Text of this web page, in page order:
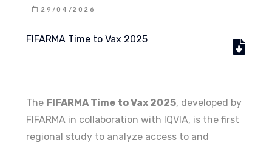
29/04/2026
FIFARMA Time to Vax 2025
The FIFARMA Time to Vax 2025, developed by
FIFARMA in collaboration with IQVIA, is the first
regional study to analyze access to and